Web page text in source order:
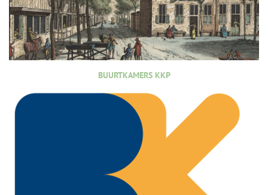
BUURTKAMERS KKP